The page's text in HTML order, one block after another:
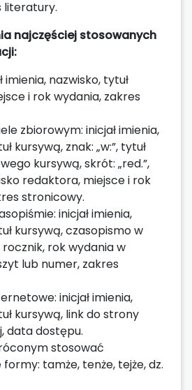
literatury.
najczęściej stosowanych
imienia, nazwisko, tytuł
i rok wydania, zakres
zbiorowym: inicjał imienia,
kursywą, znak: „w:”, tytuł
kursywą, skrót: „red.”,
redaktora, miejsce i rok
stronicowy.
inicjał imienia,
kursywą, czasopismo w
rocznik, rok wydania w
lub numer, zakres
inicjał imienia,
kursywą, link do strony
data dostępu.
stosować
tamże, tenże, tejże, dz.